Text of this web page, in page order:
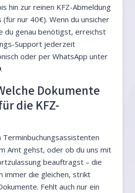
hin zur reinen KFZ-Abmeldung
nur 40€). Wenn du unsicher
du genau benötigst, erreichst
Support jederzeit
oder per WhatsApp unter
.
Dokumente
die KFZ-
Terminbuchungsassistenten
Amt gehst, oder ob du uns mit
beauftragst – die
immer die gleichen, strikt
Fehlt auch nur ein